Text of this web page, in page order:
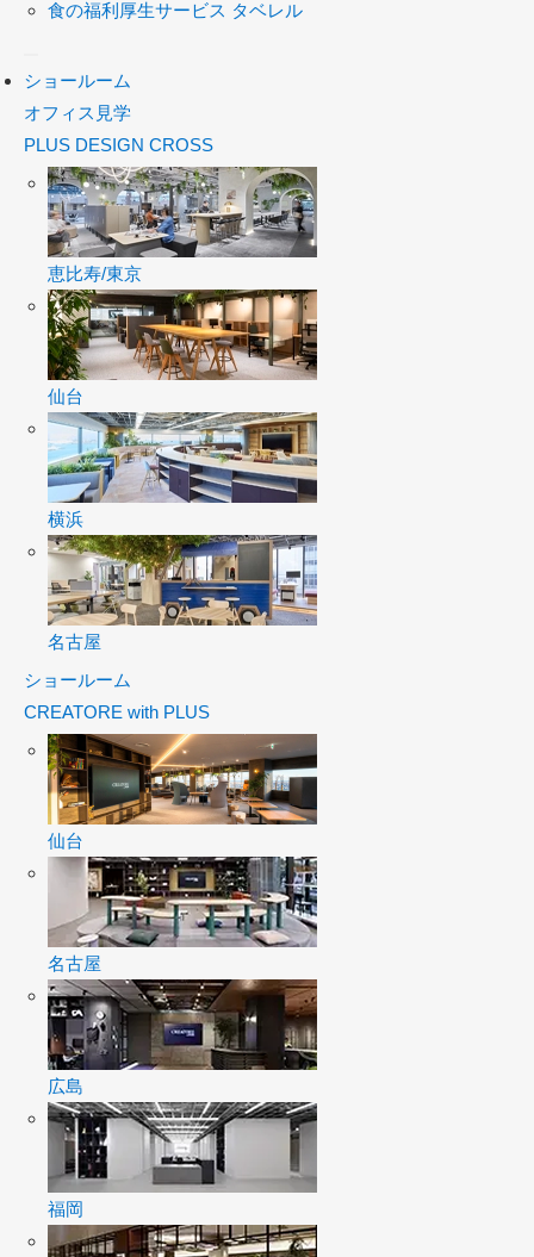
食の福利厚生サービス タベレル
ショールーム
オフィス見学
PLUS DESIGN CROSS
恵比寿/東京
仙台
横浜
名古屋
ショールーム
CREATORE with PLUS
仙台
名古屋
広島
福岡